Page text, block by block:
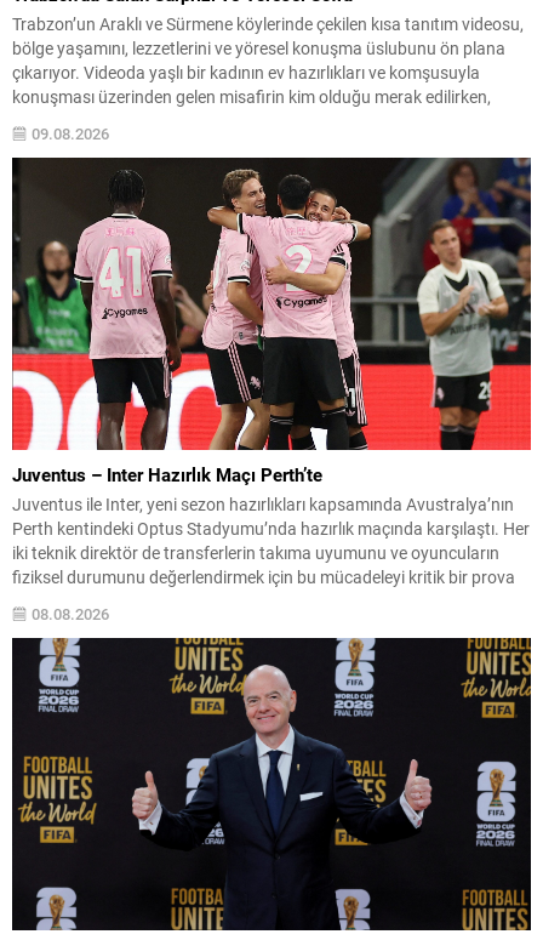
Trabzon’un Araklı ve Sürmene köylerinde çekilen kısa tanıtım videosu,
bölge yaşamını, lezzetlerini ve yöresel konuşma üslubunu ön plana
çıkarıyor. Videoda yaşlı bir kadının ev hazırlıkları ve komşusuyla
konuşması üzerinden gelen misafirin kim olduğu merak edilirken,
anlatım doğal bir sıcaklık taşıyor. Evde sofrayı kuran kadın, telaşlı bir
şekilde “Tutma beni, işim...
09.08.2026
Juventus – Inter Hazırlık Maçı Perth’te
Juventus ile Inter, yeni sezon hazırlıkları kapsamında Avustralya’nın
Perth kentindeki Optus Stadyumu’nda hazırlık maçında karşılaştı. Her
iki teknik direktör de transferlerin takıma uyumunu ve oyuncuların
fiziksel durumunu değerlendirmek için bu mücadeleyi kritik bir prova
olarak kullandı. Karşılaşmada iki Türk futbolcu sahada yer aldı:
Juventus’ta Kenan Yıldız ilk 11’de görev alırken,...
08.08.2026